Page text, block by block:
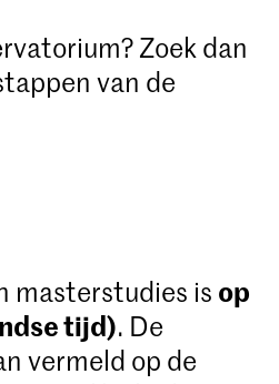
Zoek dan
van de
masterstudies is op
tijd). De
vermeld op de